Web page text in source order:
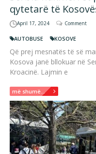
qytetarë të
April 17, 2024 Comment
AUTOBUSE KOSOVE
Që prej mesnatës të së
Kosova janë bllokuar në
Kroacinë. Lajmin e
më shumë...